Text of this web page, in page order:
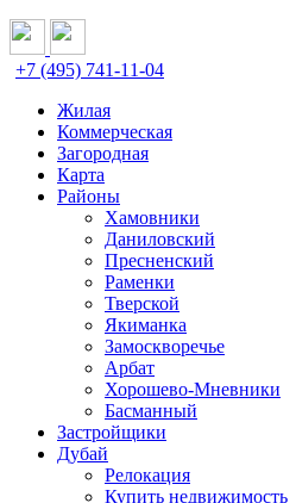
+7 (495) 741-11-04
Жилая
Коммерческая
Загородная
Карта
Районы
Хамовники
Даниловский
Пресненский
Раменки
Тверской
Якиманка
Замоскворечье
Арбат
Хорошево-Мневники
Басманный
Застройщики
Дубай
Релокация
Купить недвижимость